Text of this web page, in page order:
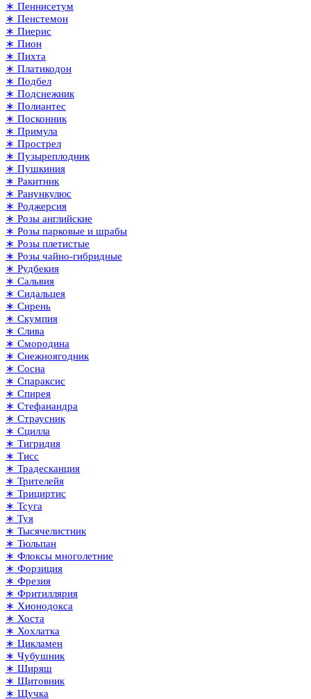
∗ Пеннисетум
∗ Пенстемон
∗ Пиерис
∗ Пион
∗ Пихта
∗ Платикодон
∗ Подбел
∗ Подснежник
∗ Полиантес
∗ Посконник
∗ Примула
∗ Прострел
∗ Пузыреплодник
∗ Пушкиния
∗ Ракитник
∗ Ранункулюс
∗ Роджерсия
∗ Розы английские
∗ Розы парковые и шрабы
∗ Розы плетистые
∗ Розы чайно-гибридные
∗ Рудбекия
∗ Сальвия
∗ Сидальцея
∗ Сирень
∗ Скумпия
∗ Слива
∗ Смородина
∗ Снежноягодник
∗ Сосна
∗ Спараксис
∗ Спирея
∗ Стефанандра
∗ Страусник
∗ Сцилла
∗ Тигридия
∗ Тисс
∗ Традесканция
∗ Трителейя
∗ Трициртис
∗ Тсуга
∗ Туя
∗ Тысячелистник
∗ Тюльпан
∗ Флоксы многолетние
∗ Форзиция
∗ Фрезия
∗ Фритиллярия
∗ Хионодокса
∗ Хоста
∗ Хохлатка
∗ Цикламен
∗ Чубушник
∗ Ширяш
∗ Щитовник
∗ Щучка